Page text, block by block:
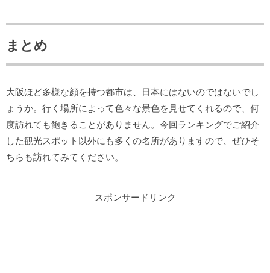
まとめ
大阪ほど多様な顔を持つ都市は、日本にはないのではないでし
ょうか。行く場所によって色々な景色を見せてくれるので、何
度訪れても飽きることがありません。今回ランキングでご紹介
した観光スポット以外にも多くの名所がありますので、ぜひそ
ちらも訪れてみてください。
スポンサードリンク